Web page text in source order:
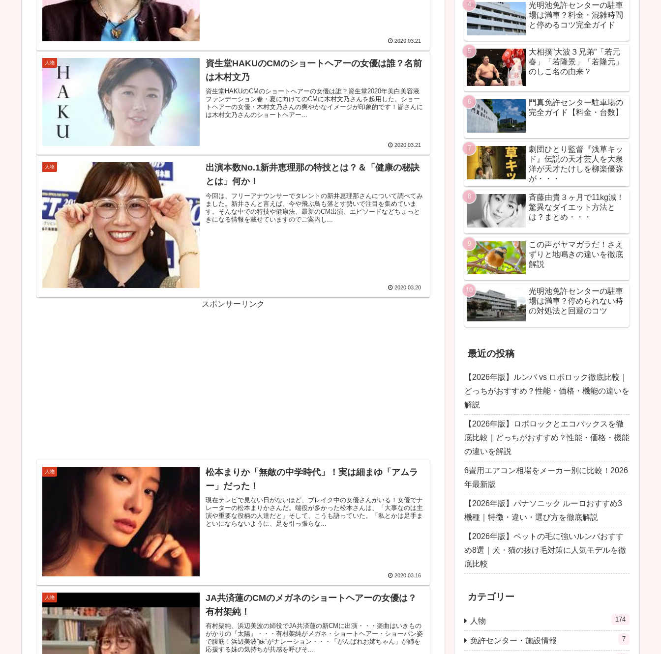
2020.03.21
人物
資生堂HAKUのCMのショートヘアーの女優は誰？名前
は木村文乃
資生堂HAKUのCMのショートヘアーの女優は誰？資生堂2020年美白美容液
ファンデーション春・夏に向けてのCMに木村文乃さんを起用した。ショー
トヘアーの女優・木村文乃さんの爽やかなイメージが印象的です！皆さんに
は木村文乃さんのショートヘアー...
2020.03.21
人物
出演本数No.1新井恵理那の特技とは？＆「健康の秘訣
とは」何か！
今回は、フリーアナウンサーでタレントの新井恵理那さんについて調べてみ
ました。新井さんと言えば、今や飛ぶ鳥も落とす勢いで注目を集めていま
す。そんな中での特技や健康法、最新のCM出演、エピソードなどちょっと
きになる情報を載せていますのでご案内し...
2020.03.20
スポンサーリンク
人物
松本まりか「無敵の中学時代」！実は細まゆ「アムラ
ー」だった！
現在テレビで見ない日がないほど、ブレイク中の女優さんがいる！女優でナ
レーターの松本まりかさんだ。端役が多かった松本さんは、「大事なのは主
演や重要な役柄の人達だと」そして、こうも語っていた。「私とかは足手ま
といにならないように、足を引っ張らな...
2020.03.16
人物
JA共済蓮のCMのメガネのショートヘアーの女優は？
有村架純！
有村架純、浜辺美波の姉役でJA共済蓮の新CMに出演・・・楽曲はいきもの
がかりの『太陽』・・・有村架純がメガネ・ショートヘアー・ショーパン姿
で腹筋！浜辺美波”妹”がナレーション・・・「がんばれお姉ちゃん」が姉を
応援する妹の気持ちが共感を呼びそ...
光明池免許センターの駐車
場は満車？料金・混雑時間
と停めるコツ完全ガイド
大相撲”大波３兄弟”「若元
春」「若隆景」「若隆元」
のしこ名の由来？
門真免許センター駐車場の
完全ガイド【料金・台数】
劇団ひとり監督『浅草キッ
ド』伝説の天才芸人を大泉
洋が天才たけしを柳楽優弥
が・・・
斉藤由貴３ヶ月で11kg減！
驚異なダイエット方法と
は？まとめ・・・
この声がヤマガラだ！さえ
ずりと地鳴きの違いを徹底
解説
光明池免許センターの駐車
場は満車？停められない時
の対処法と回避のコツ
最近の投稿
【2026年版】ルンバ vs ロボロック徹底比較｜
どっちがおすすめ？性能・価格・機能の違いを
解説
【2026年版】ロボロックとエコバックスを徹
底比較｜どっちがおすすめ？性能・価格・機能
の違いを解説
6畳用エアコン相場をメーカー別に比較！2026
年最新版
【2026年版】パナソニック ルーロおすすめ3
機種｜特徴・違い・選び方を徹底解説
【2026年版】ペットの毛に強いルンバおすす
め8選｜犬・猫の抜け毛対策に人気モデルを徹
底比較
カテゴリー
人物 174
免許センター・施設情報 7